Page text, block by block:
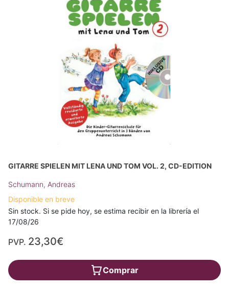
GITARRE SPIELEN MIT LENA UND TOM VOL. 2, CD-EDITION
Schumann, Andreas
Disponible en breve
Sin stock. Si se pide hoy, se estima recibir en la librería el
17/08/26
PVP. 23,30€
Comprar